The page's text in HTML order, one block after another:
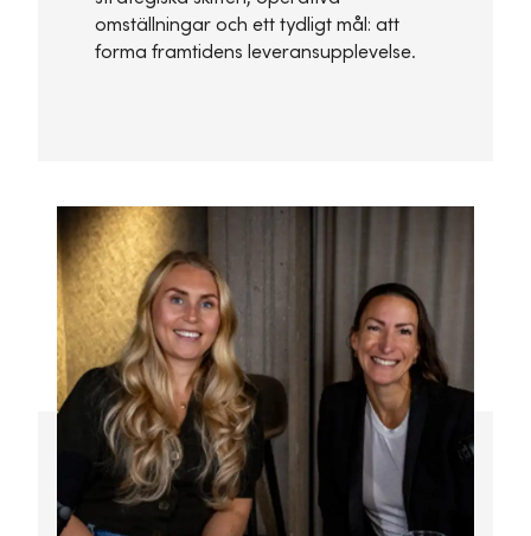
omställningar och ett tydligt mål: att
forma framtidens leveransupplevelse.